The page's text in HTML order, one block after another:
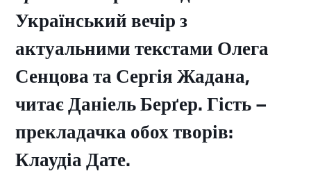
Український вечір з
актуальними текстами Олега
Сенцова та Сергія Жадана,
читає Даніель Берґер. Гість –
прекладачка обох творів:
Клаудіа Дате.